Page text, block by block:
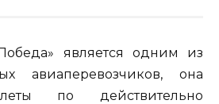
является одним из
авиаперевозчиков, она
по действительно